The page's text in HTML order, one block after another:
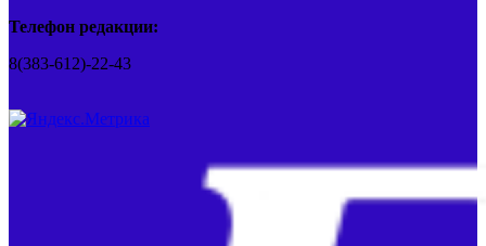
Телефон редакции:
8(383-612)-22-43